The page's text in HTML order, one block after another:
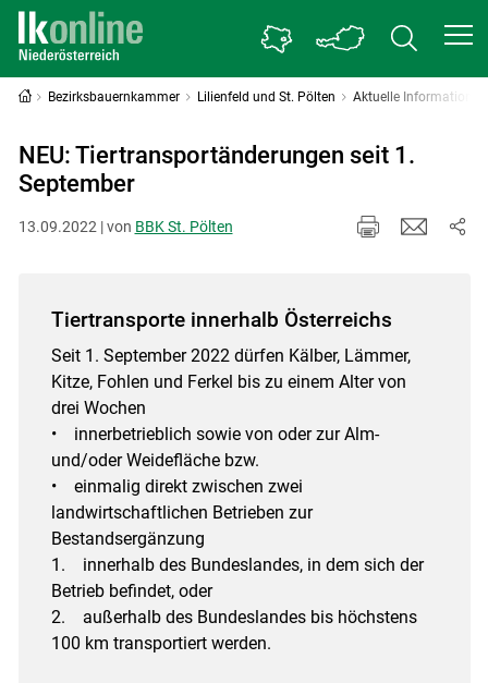
Bezirksbauernkammer Lilienfeld und St. Pölten Aktuelle Information
NEU: Tiertransportänderungen seit 1.
September
13.09.2022 | von BBK St. Pölten
Tiertransporte innerhalb Österreichs
Seit 1. September 2022 dürfen Kälber, Lämmer,
Kitze, Fohlen und Ferkel bis zu einem Alter von
drei Wochen
• innerbetrieblich sowie von oder zur Alm-
und/oder Weidefläche bzw.
• einmalig direkt zwischen zwei
landwirtschaftlichen Betrieben zur
Bestandsergänzung
1. innerhalb des Bundeslandes, in dem sich der
Betrieb befindet, oder
2. außerhalb des Bundeslandes bis höchstens
100 km transportiert werden.